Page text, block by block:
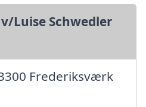
Luise Schwedler
Frederiksværk